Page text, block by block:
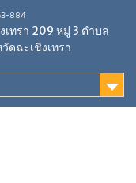
884
เทรา 209 หมู่ 3 ตำบล
ดฉะเชิงเทรา